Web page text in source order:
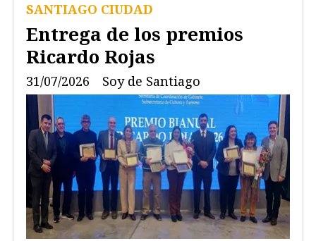
Entrega de los premios
Ricardo Rojas
Soy de Santiago
SANTIAGO CIUDAD
31/07/2026